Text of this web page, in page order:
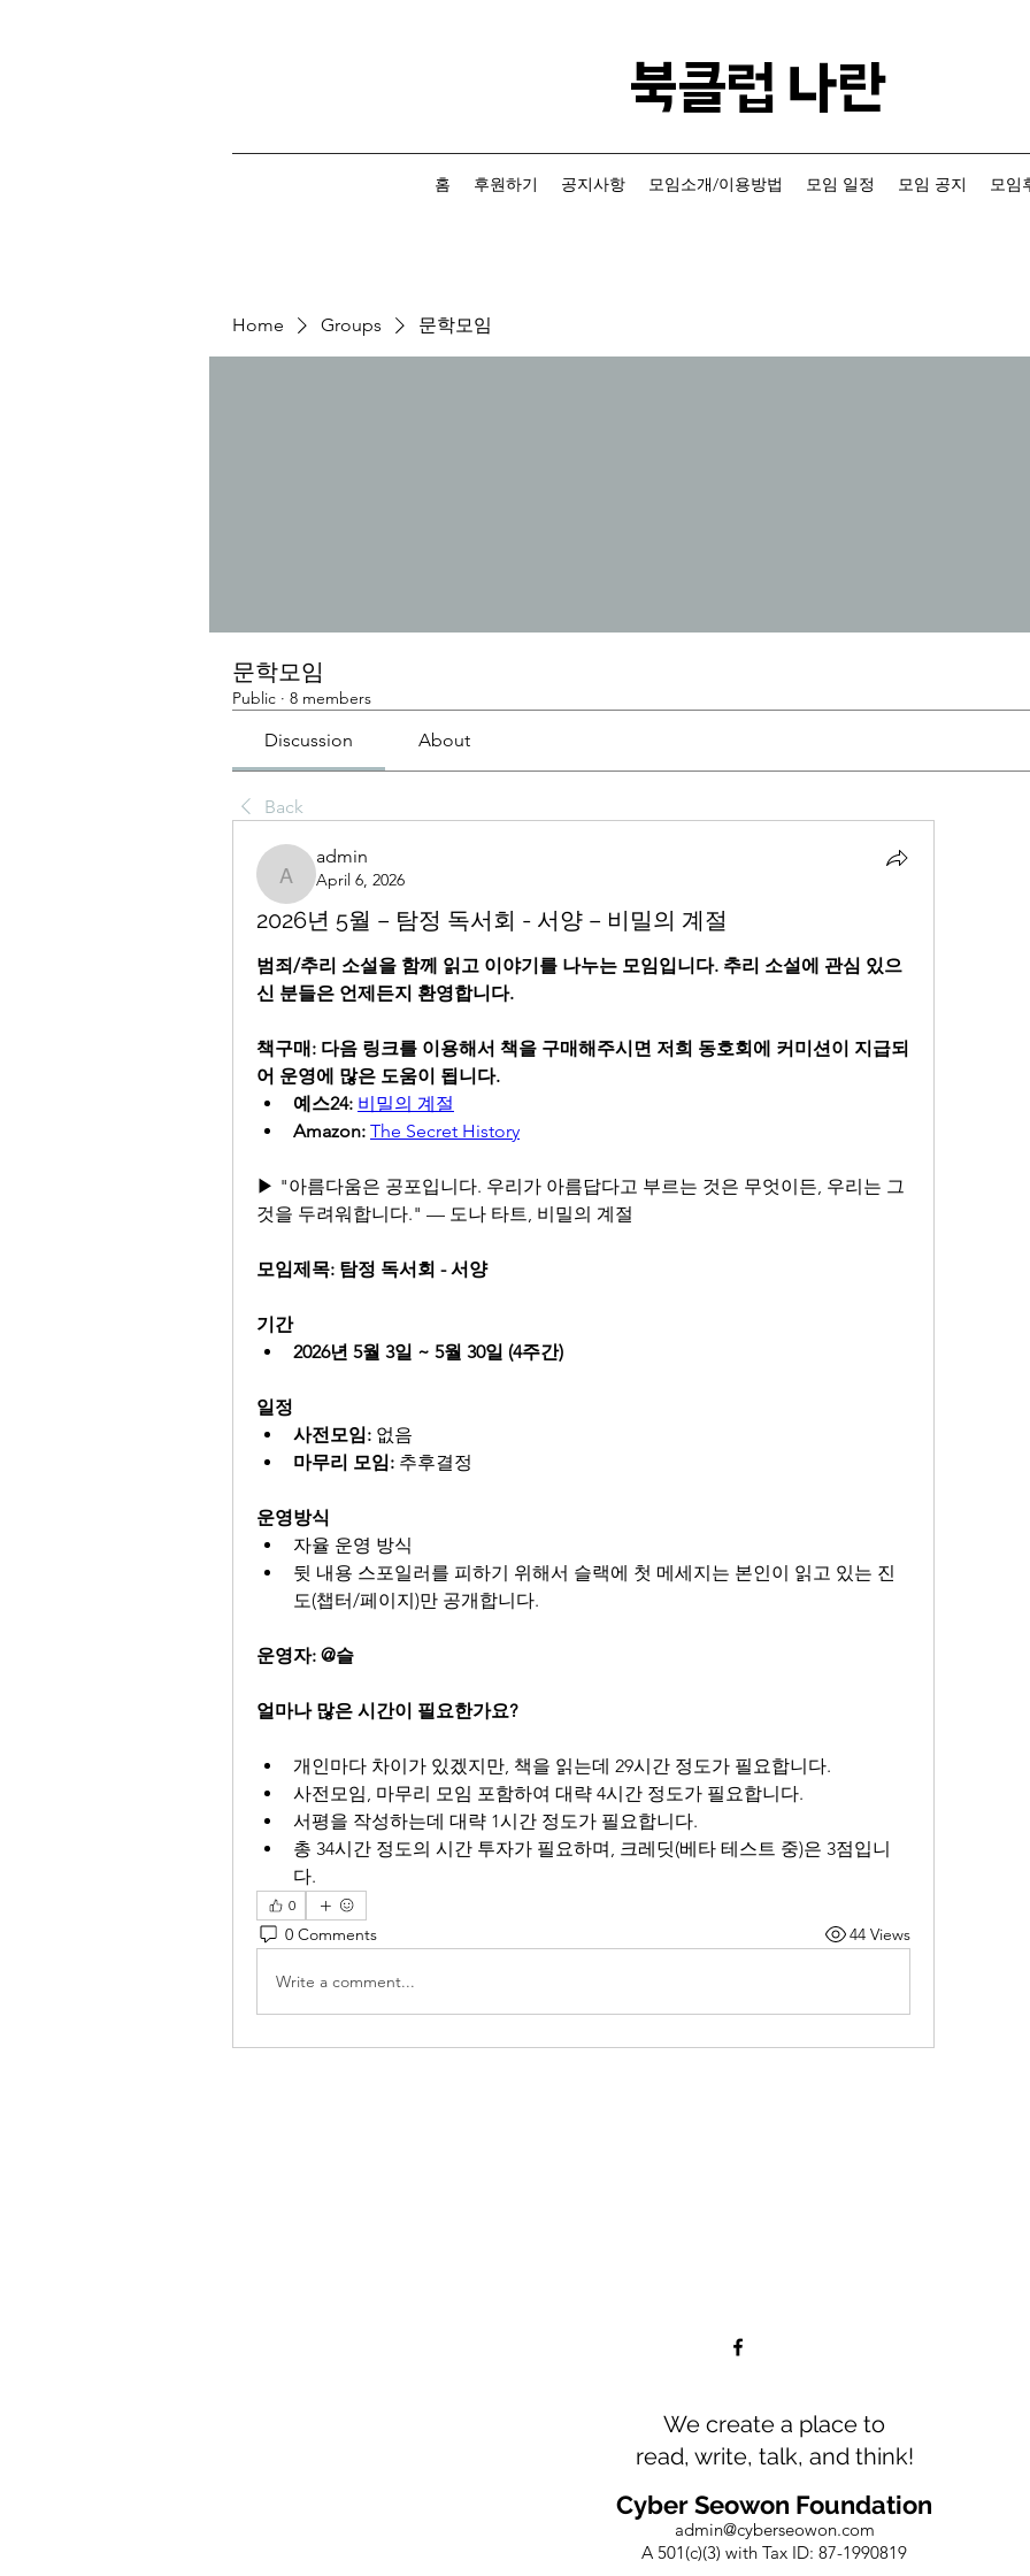
​북클럽 나란
홈 후원하기 공지사항 모임소개/이용방법 모임 일정 모임 공지 모임
Home Groups 문학모임
문학모임
Public · 8 members
Discussion About
Back
admin
admin
April 6, 2026
2026년 5월 – 탐정 독서회 - 서양 – 비밀의 계절
범죄/추리 소설을 함께 읽고 이야기를 나누는 모임입니다. 추리 소설에 관심 있으
신 분들은 언제든지 환영합니다.
책구매: 다음 링크를 이용해서 책을 구매해주시면 저희 동호회에 커미션이 지급되
어 운영에 많은 도움이 됩니다.
예스24: 비밀의 계절
Amazon: The Secret History
▶ "아름다움은 공포입니다. 우리가 아름답다고 부르는 것은 무엇이든, 우리는 그
것을 두려워합니다." — 도나 타트, 비밀의 계절
모임제목: 탐정 독서회 - 서양
기간
2026년 5월 3일 ~ 5월 30일 (4주간)
일정
사전모임: 없음
마무리 모임: 추후결정
운영방식
자율 운영 방식
뒷 내용 스포일러를 피하기 위해서 슬랙에 첫 메세지는 본인이 읽고 있는 진
도(챕터/페이지)만 공개합니다.
운영자: @슬
얼마나 많은 시간이 필요한가요?
개인마다 차이가 있겠지만, 책을 읽는데 29시간 정도가 필요합니다.
사전모임, 마무리 모임 포함하여 대략 4시간 정도가 필요합니다.
서평을 작성하는데 대략 1시간 정도가 필요합니다.
총 34시간 정도의 시간 투자가 필요하며, 크레딧(베타 테스트 중)은 3점입니
다.
0
0 Comments 44 Views
Write a comment...
We create a place to
read, write, talk, and think!
Cyber Seowon Foundation
admin@cyberseowon.com
A 501(c)(3) with Tax ID: 87-1990819